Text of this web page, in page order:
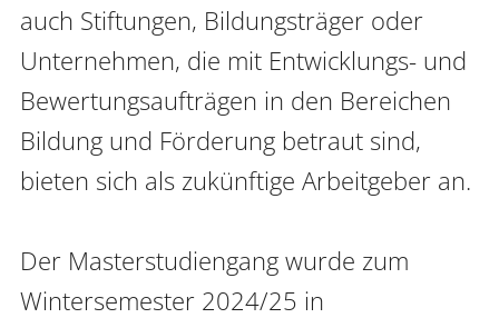
auch Stiftungen, Bildungsträger oder
Unternehmen, die mit Entwicklungs- und
Bewertungsaufträgen in den Bereichen
Bildung und Förderung betraut sind,
bieten sich als zukünftige Arbeitgeber an.
Der Masterstudiengang wurde zum
Wintersemester 2024/25 in